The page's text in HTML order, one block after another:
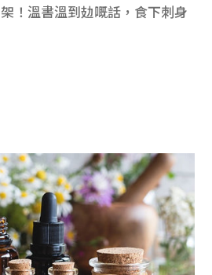
！溫書溫到攰嘅話，食下刺身